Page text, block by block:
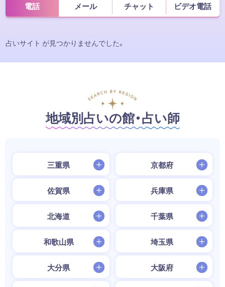
電話 メール チャット ビデオ電話
占いサイト が見つかりませんでした。
地域別占いの館・占い師
三重県 京都府
佐賀県 兵庫県
北海道 千葉県
和歌山県 埼玉県
大分県 大阪府